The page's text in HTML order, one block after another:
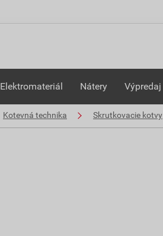
Elektromateriál Nátery Výpredaj
Kotevná technika Skrutkovacie kotvy